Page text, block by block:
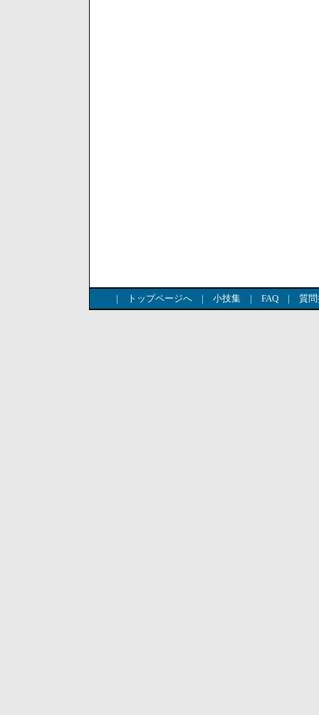
| トップページへ | 小技集 | FAQ | 質